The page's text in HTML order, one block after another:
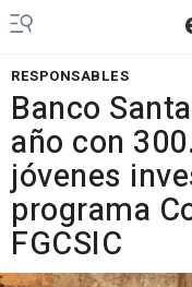
RESPONSABLES
Banco
año con
jóvenes
programa
FGCSIC